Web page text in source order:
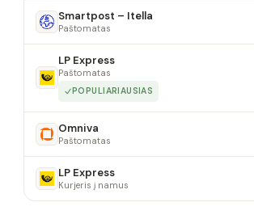
Smartpost – Itella
Paštomatas
LP Express
Paštomatas
POPULIARIAUSIAS
Omniva
Paštomatas
LP Express
Kurjeris į namus